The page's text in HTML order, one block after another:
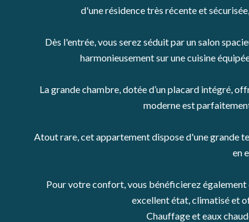
d'une résidence très récente et
Dès l'entrée, vous serez séduit par un salon
harmonieusement sur une cuisine
La grande chambre, dotée d’un placard intégré,
moderne est
Atout rare, cet appartement dispose d'une grande
en
Pour votre confort, vous bénéficierez également
excellent état, climatisé et
Chauffage et eaux